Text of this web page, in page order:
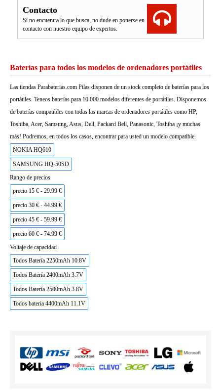
Contacto
Si no encuentra lo que busca, no dude en ponerse en
contacto con nuestro equipo de expertos.
Baterías para todos los modelos de ordenadores portátiles
Las tiendas Parabaterias.com Pilas disponen de un stock completo de baterías para los
portátiles. Teneos baterías para 10.000 modelos diferentes de portátiles. Disponemos
de baterías compatibles con todas las marcas de ordenadores portátiles como HP,
Toshiba, Acer, Samsung, Asus, Dell, Packard Bell, Panasonic, Toshiba ¡y muchas
más! Podremos, en todos los casos, encontrar para usted un modelo compatible.
NOKIA HQ610
SAMSUNG HQ-50SD
Rango de precios
precio 15 € - 29.99 €
precio 30 € - 44.99 €
precio 45 € - 59.99 €
precio 60 € - 74.99 €
Voltaje de capacidad
Todos Batería 2250mAh 10.8V
Todos Batería 2400mAh 3.7V
Todos Batería 2500mAh 3.8V
Todos bateria 4400mAh 11.1V